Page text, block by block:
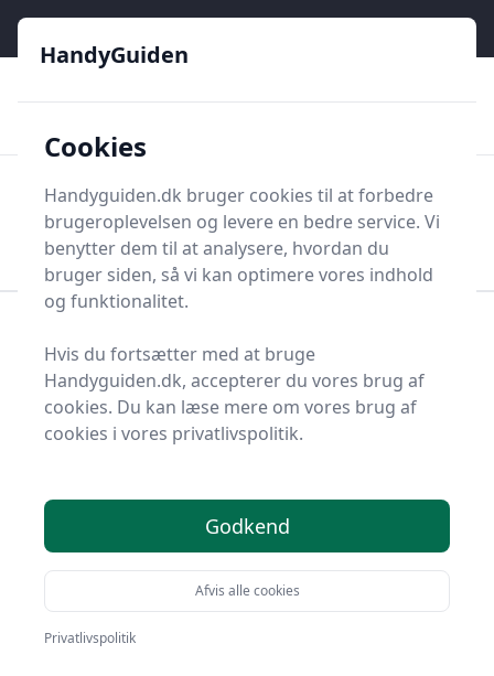
HandyGuiden
Søg nu
Søg nu
Holmegaardsten
Bedste
holmegaardstener på
markedet - 12
anbefalinger
HandyGuiden er stedet at finde holmegaardstener. Vi
har samlet 12 top-produkter, så du hurtigt kan vælge
HandyGuiden
Cookies
Handyguiden.dk bruger cookies til at forbedre
brugeroplevelsen og levere en bedre service. Vi
benytter dem til at analysere, hvordan du
bruger siden, så vi kan optimere vores indhold
og funktionalitet.
Hvis du fortsætter med at bruge
Handyguiden.dk, accepterer du vores brug af
cookies. Du kan læse mere om vores brug af
cookies i vores privatlivspolitik.
Godkend
Afvis alle cookies
Privatlivspolitik